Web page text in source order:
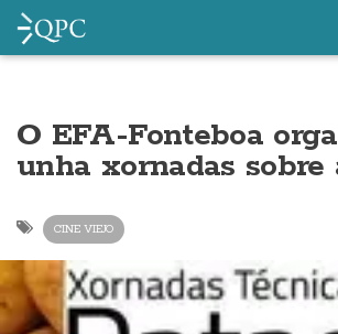
O EFA-Fonteboa
unha xornadas sobre
CINE VIEJO